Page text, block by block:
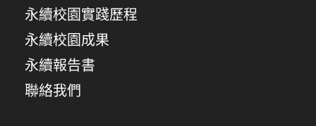
永續校園實踐歷程
永續校園成果
永續報告書
聯絡我們